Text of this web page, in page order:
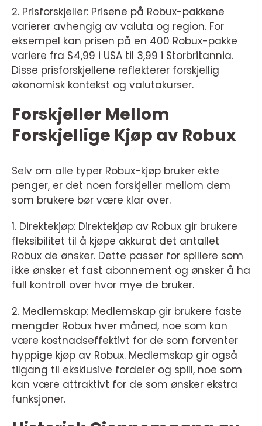
2. Prisforskjeller: Prisene på Robux-pakkene
varierer avhengig av valuta og region. For
eksempel kan prisen på en 400 Robux-pakke
variere fra $4,99 i USA til 3,99 i Storbritannia.
Disse prisforskjellene reflekterer forskjellig
økonomisk kontekst og valutakurser.
Forskjeller Mellom
Forskjellige Kjøp av Robux
Selv om alle typer Robux-kjøp bruker ekte
penger, er det noen forskjeller mellom dem
som brukere bør være klar over.
1. Direktekjøp: Direktekjøp av Robux gir brukere
fleksibilitet til å kjøpe akkurat det antallet
Robux de ønsker. Dette passer for spillere som
ikke ønsker et fast abonnement og ønsker å ha
full kontroll over hvor mye de bruker.
2. Medlemskap: Medlemskap gir brukere faste
mengder Robux hver måned, noe som kan
være kostnadseffektivt for de som forventer
hyppige kjøp av Robux. Medlemskap gir også
tilgang til eksklusive fordeler og spill, noe som
kan være attraktivt for de som ønsker ekstra
funksjoner.